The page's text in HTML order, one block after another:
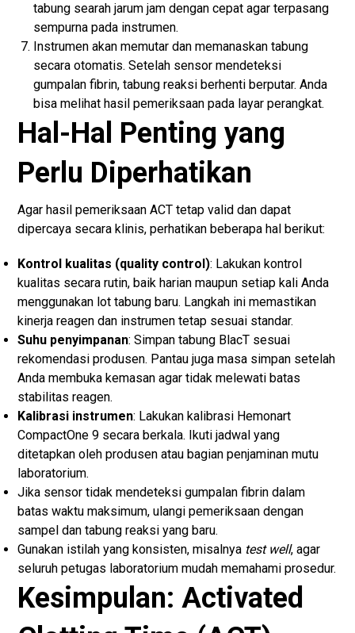
tabung searah jarum jam dengan cepat agar terpasang
sempurna pada instrumen.
Instrumen akan memutar dan memanaskan tabung
secara otomatis. Setelah sensor mendeteksi
gumpalan fibrin, tabung reaksi berhenti berputar. Anda
bisa melihat hasil pemeriksaan pada layar perangkat.
Hal-Hal Penting yang
Perlu Diperhatikan
Agar hasil pemeriksaan ACT tetap valid dan dapat
dipercaya secara klinis, perhatikan beberapa hal berikut:
Kontrol kualitas (quality control): Lakukan kontrol
kualitas secara rutin, baik harian maupun setiap kali Anda
menggunakan lot tabung baru. Langkah ini memastikan
kinerja reagen dan instrumen tetap sesuai standar.
Suhu penyimpanan: Simpan tabung BlacT sesuai
rekomendasi produsen. Pantau juga masa simpan setelah
Anda membuka kemasan agar tidak melewati batas
stabilitas reagen.
Kalibrasi instrumen: Lakukan kalibrasi Hemonart
CompactOne 9 secara berkala. Ikuti jadwal yang
ditetapkan oleh produsen atau bagian penjaminan mutu
laboratorium.
Jika sensor tidak mendeteksi gumpalan fibrin dalam
batas waktu maksimum, ulangi pemeriksaan dengan
sampel dan tabung reaksi yang baru.
Gunakan istilah yang konsisten, misalnya test well, agar
seluruh petugas laboratorium mudah memahami prosedur.
Kesimpulan: Activated